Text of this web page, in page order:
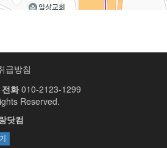
급방침
전화010-2123-1299
Reserved.
닷컴